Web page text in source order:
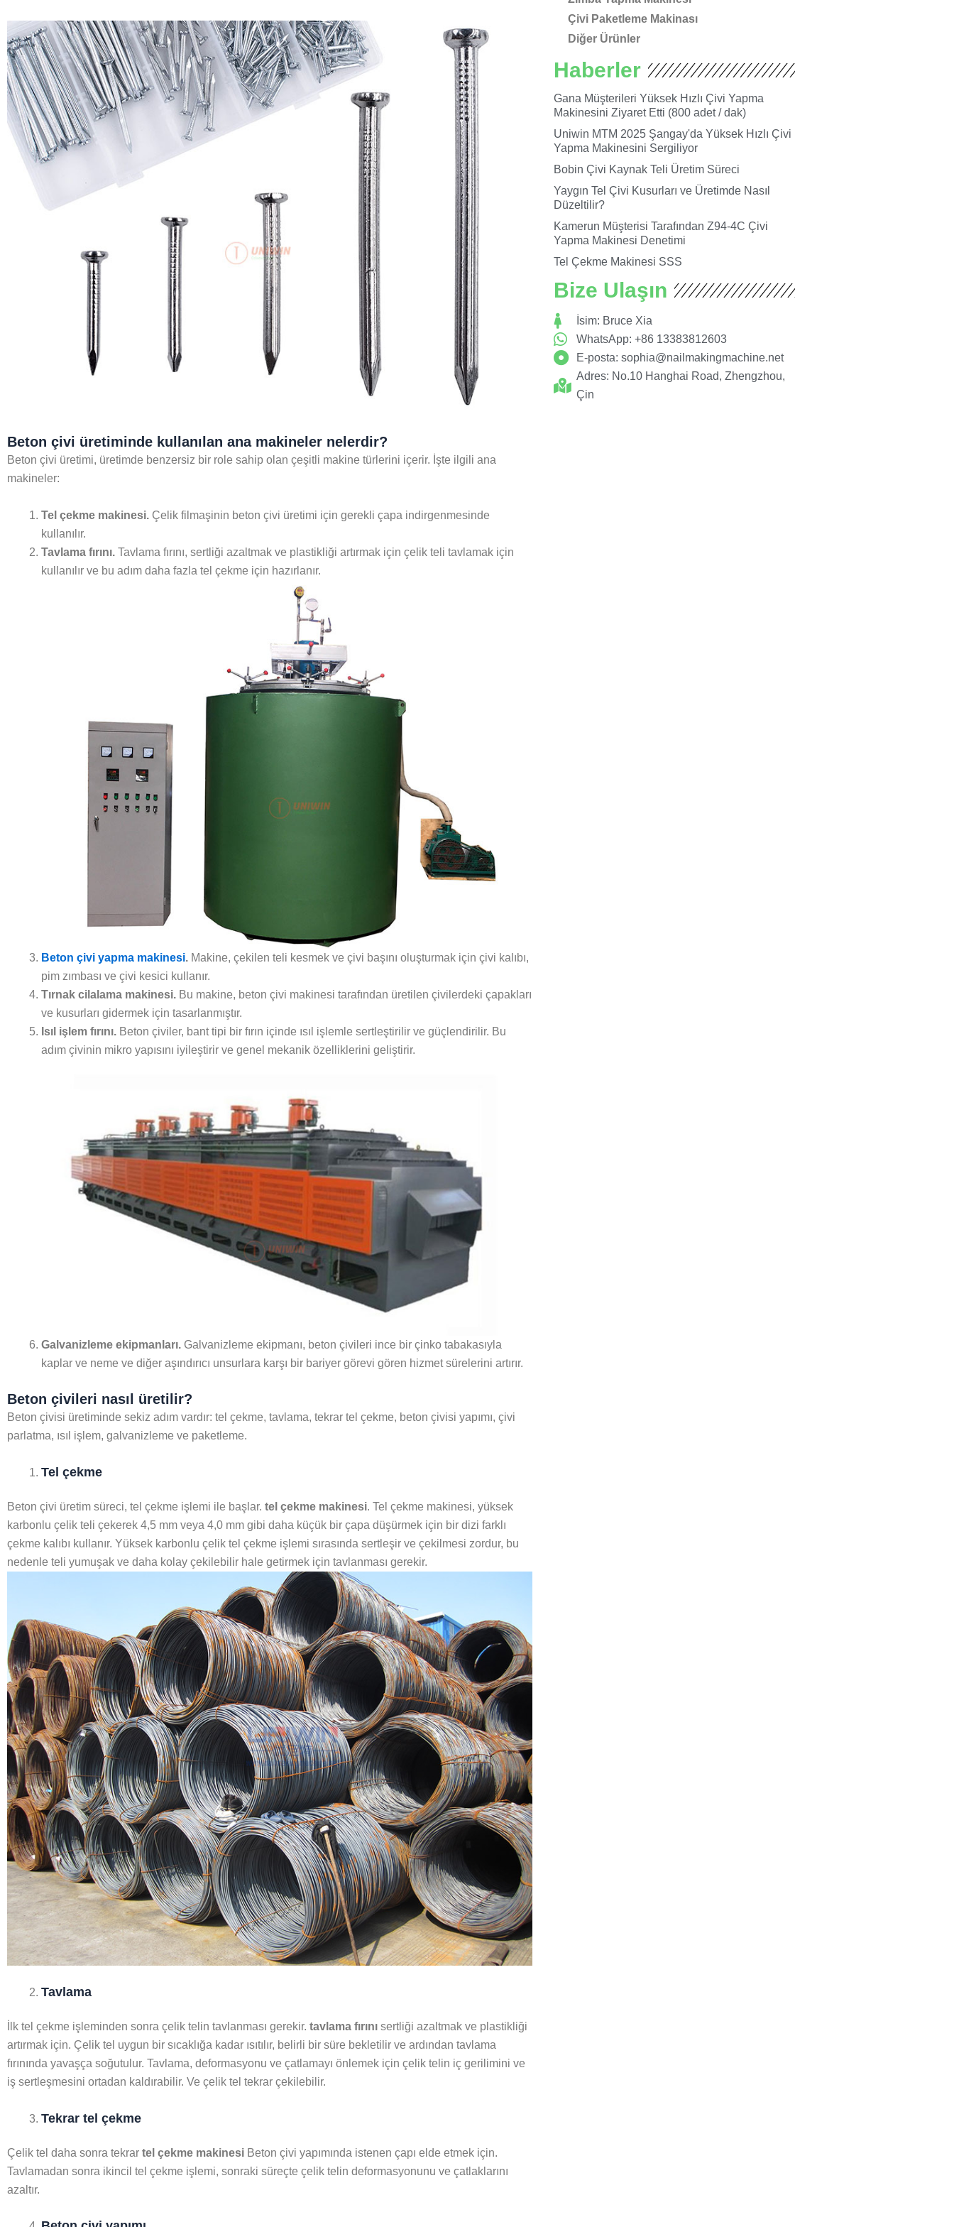
Beton çivi üretiminde kullanılan ana makineler nelerdir?
Beton çivi üretimi, üretimde benzersiz bir role sahip olan çeşitli makine türlerini içerir. İşte ilgili ana
makineler:
Tel çekme makinesi. Çelik filmaşinin beton çivi üretimi için gerekli çapa indirgenmesinde
kullanılır.
Tavlama fırını. Tavlama fırını, sertliği azaltmak ve plastikliği artırmak için çelik teli tavlamak için
kullanılır ve bu adım daha fazla tel çekme için hazırlanır.
Beton çivi yapma makinesi. Makine, çekilen teli kesmek ve çivi başını oluşturmak için çivi kalıbı,
pim zımbası ve çivi kesici kullanır.
Tırnak cilalama makinesi. Bu makine, beton çivi makinesi tarafından üretilen çivilerdeki çapakları
ve kusurları gidermek için tasarlanmıştır.
Isıl işlem fırını. Beton çiviler, bant tipi bir fırın içinde ısıl işlemle sertleştirilir ve güçlendirilir. Bu
adım çivinin mikro yapısını iyileştirir ve genel mekanik özelliklerini geliştirir.
Galvanizleme ekipmanları. Galvanizleme ekipmanı, beton çivileri ince bir çinko tabakasıyla
kaplar ve neme ve diğer aşındırıcı unsurlara karşı bir bariyer görevi gören hizmet sürelerini artırır.
Beton çivileri nasıl üretilir?
Beton çivisi üretiminde sekiz adım vardır: tel çekme, tavlama, tekrar tel çekme, beton çivisi yapımı, çivi
parlatma, ısıl işlem, galvanizleme ve paketleme.
Tel çekme
Beton çivi üretim süreci, tel çekme işlemi ile başlar. tel çekme makinesi. Tel çekme makinesi, yüksek
karbonlu çelik teli çekerek 4,5 mm veya 4,0 mm gibi daha küçük bir çapa düşürmek için bir dizi farklı
çekme kalıbı kullanır. Yüksek karbonlu çelik tel çekme işlemi sırasında sertleşir ve çekilmesi zordur, bu
nedenle teli yumuşak ve daha kolay çekilebilir hale getirmek için tavlanması gerekir.
Tavlama
İlk tel çekme işleminden sonra çelik telin tavlanması gerekir. tavlama fırını sertliği azaltmak ve plastikliği
artırmak için. Çelik tel uygun bir sıcaklığa kadar ısıtılır, belirli bir süre bekletilir ve ardından tavlama
fırınında yavaşça soğutulur. Tavlama, deformasyonu ve çatlamayı önlemek için çelik telin iç gerilimini ve
iş sertleşmesini ortadan kaldırabilir. Ve çelik tel tekrar çekilebilir.
Tekrar tel çekme
Çelik tel daha sonra tekrar tel çekme makinesi Beton çivi yapımında istenen çapı elde etmek için.
Tavlamadan sonra ikincil tel çekme işlemi, sonraki süreçte çelik telin deformasyonunu ve çatlaklarını
azaltır.
Çivi Paketleme Makinası
Diğer Ürünler
Haberler
Gana Müşterileri Yüksek Hızlı Çivi Yapma
Makinesini Ziyaret Etti (800 adet / dak)
Uniwin MTM 2025 Şangay'da Yüksek Hızlı Çivi
Yapma Makinesini Sergiliyor
Bobin Çivi Kaynak Teli Üretim Süreci
Yaygın Tel Çivi Kusurları ve Üretimde Nasıl
Düzeltilir?
Kamerun Müşterisi Tarafından Z94-4C Çivi
Yapma Makinesi Denetimi
Tel Çekme Makinesi SSS
Bize Ulaşın
İsim: Bruce Xia
WhatsApp: +86 13383812603
E-posta:sophia@nailmakingmachine.net
Adres: No.10 Hanghai Road, Zhengzhou,
Çin